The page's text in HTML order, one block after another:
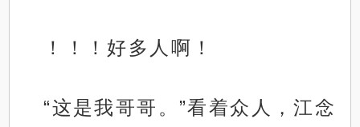
！！！好多人啊！
“这是我哥哥。”看着众人，江念